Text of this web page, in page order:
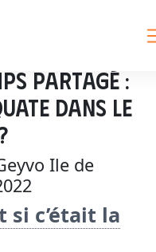
partagé :
dans le
Ile de
si c’était la